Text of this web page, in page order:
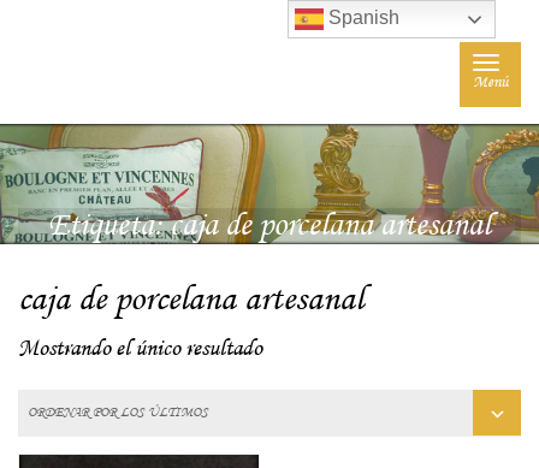
Toggle
Menú
Etiqueta:caja de porcelana artesanal
caja de porcelana artesanal
Mostrando el único resultado
Spanish